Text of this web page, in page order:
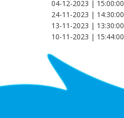
04-12-2023 | 15:00:00
24-11-2023 | 14:30:00
13-11-2023 | 13:30:00
10-11-2023 | 15:44:00